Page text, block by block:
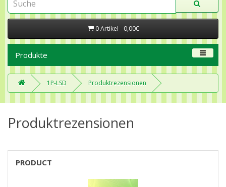
0 Artikel - 0,00€
Produkte
1P-LSD Produktrezensionen
Produktrezensionen
PRODUCT